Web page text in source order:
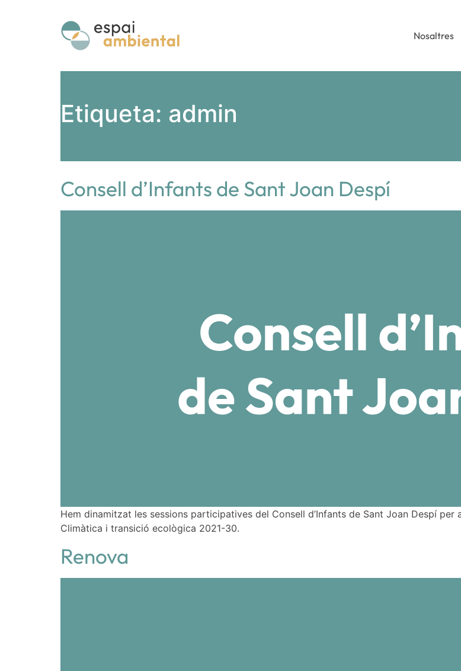
Nosaltres
Etiqueta: admin
Consell d’Infants de Sant Joan Despí
Hem dinamitzat les sessions participatives del Consell d’Infants de Sant Joan Despí
Climàtica i transició ecològica 2021-30.
Renova